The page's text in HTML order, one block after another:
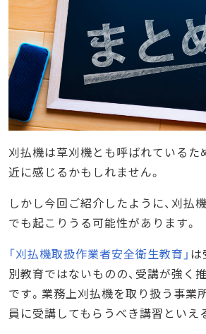
刈払機は草刈機とも呼ばれているた
近に感じるかもしれません。
しかし今回ご紹介したように、刈払
でも起こりうる可能性があります。
「刈払機取扱作業者安全衛生教育」 は
別教育ではないものの、受講が強く
です。業務上刈払機を取り扱う事業
員に受講してもらうべき講習といえ